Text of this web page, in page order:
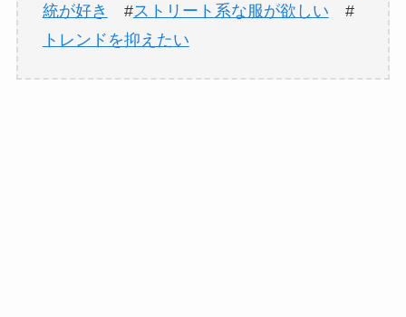
統が好き
#ストリート系な服が欲しい #
トレンドを抑えたい